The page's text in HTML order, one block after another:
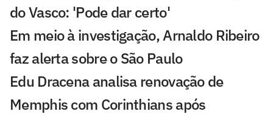
do Vasco: 'Pode dar certo'
Em meio à investigação, Arnaldo Ribeiro
faz alerta sobre o São Paulo
Edu Dracena analisa renovação de
Memphis com Corinthians após